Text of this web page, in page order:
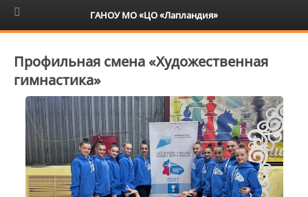
6+
Профильная смена «Художественная
гимнастика»
ГАНОУ МО «ЦО «Лапландия»